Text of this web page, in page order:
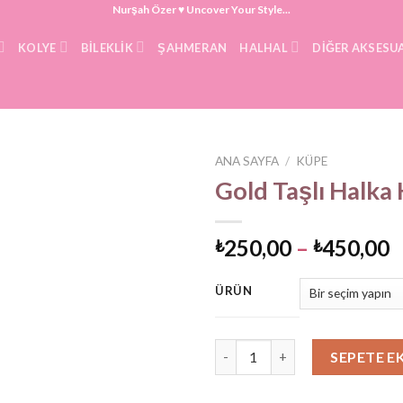
Nurşah Özer ♥ Uncover Your Style...
KOLYE BILEKLIK ŞAHMERAN HALHAL DIĞER
ANA SAYFA / KÜPE
Gold Taşlı Halka
₺250,00 – ₺450,00
-
ÜRÜN
SEPETE